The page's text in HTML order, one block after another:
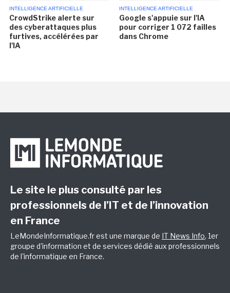
INTELLIGENCE ARTIFICIELLE
CrowdStrike alerte sur
des cyberattaques plus
furtives, accélérées par
l'IA
INTELLIGENCE ARTIFICIELLE
Google s'appuie sur l'IA
pour corriger 1 072 failles
dans Chrome
Le site le plus consulté par les
professionnels de l’IT et de l’innovation
en France
LeMondeInformatique.fr est une marque de IT News Info, 1er
groupe d'information et de services dédié aux professionnels
de l'informatique en France.